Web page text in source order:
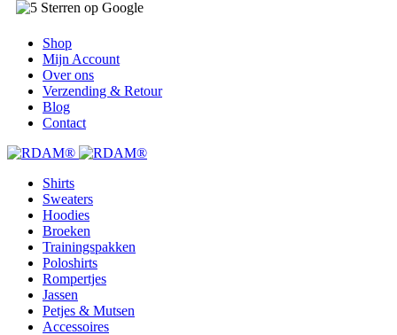
Shop
Mijn Account
Over ons
Verzending & Retour
Blog
Contact
Shirts
Sweaters
Hoodies
Broeken
Trainingspakken
Poloshirts
Rompertjes
Jassen
Petjes & Mutsen
Accessoires